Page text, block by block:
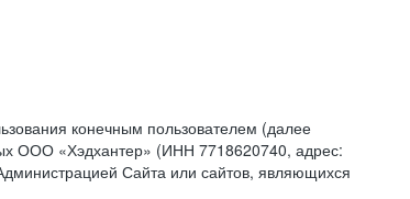
конечным пользователем (далее
ООО «Хэдхантер» (ИНН 7718620740, адрес:
Сайта или сайтов, являющихся